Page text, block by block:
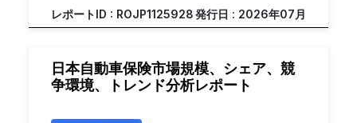
レポートID : ROJP1125928発行日 : 2026年07月
日本自動車保険市場規模、シェア、競
争環境、トレンド分析レポート